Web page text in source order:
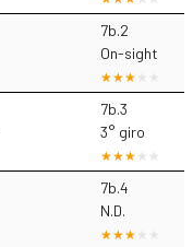
7b.2
On-sight
7b.3
3° giro
7b.4
N.D.